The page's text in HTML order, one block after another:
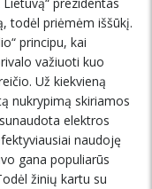
todėl priėmėm iššūkį.
principu, kai
važiuoti kuo
Už kiekvieną
nukrypimą skiriamos
elektros
naudoję
gana populiarūs
žinių kartu su